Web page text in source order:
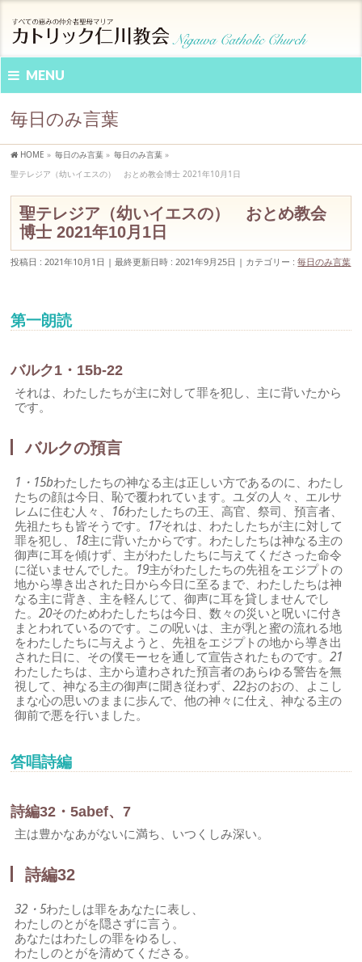
MENU
毎日のみ言葉
HOME » 毎日のみ言葉 » 毎日のみ言葉 »
聖テレジア（幼いイエスの） おとめ教会博士 2021年10月1日
聖テレジア（幼いイエスの） おとめ教会
博士 2021年10月1日
投稿日 : 2021年10月1日 最終更新日時 : 2021年9月25日 カテゴリー :毎日のみ言葉
第一朗読
バルク1・15b-22
それは、わたしたちが主に対して罪を犯し、主に背いたから
です。
バルクの預言
1・15bわたしたちの神なる主は正しい方であるのに、わたし
たちの顔は今日、恥で覆われています。ユダの人々、エルサ
レムに住む人々、 16わたしたちの王、高官、祭司、預言者、
先祖たちも皆そうです。 17それは、わたしたちが主に対して
罪を犯し、 18主に背いたからです。わたしたちは神なる主の
御声に耳を傾けず、主がわたしたちに与えてくださった命令
に従いませんでした。 19主がわたしたちの先祖をエジプトの
地から導き出された日から今日に至るまで、わたしたちは神
なる主に背き、主を軽んじて、御声に耳を貸しませんでし
た。20そのためわたしたちは今日、数々の災いと呪いに付き
まとわれているのです。この呪いは、主が乳と蜜の流れる地
をわたしたちに与えようと、先祖をエジプトの地から導き出
された日に、その僕モーセを通して宣告されたものです。21
わたしたちは、主から遣わされた預言者のあらゆる警告を無
視して、神なる主の御声に聞き従わず、22おのおの、よこし
まな心の思いのままに歩んで、他の神々に仕え、神なる主の
御前で悪を行いました。
答唱詩編
詩編32・5abef、7
主は豊かなあがないに満ち、いつくしみ深い。
詩編32
32・5わたしは罪をあなたに表し、
わたしのとがを隠さずに言う。
あなたはわたしの罪をゆるし、
わたしのとがを清めてくださる。